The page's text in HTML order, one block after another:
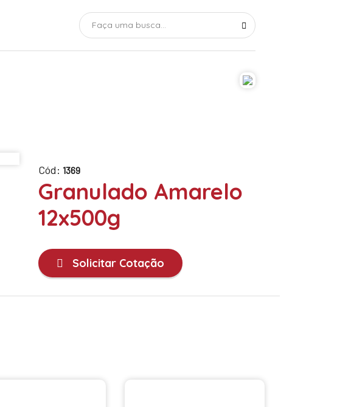
Cód: 1369
Granulado Amarelo
12x500g
Solicitar Cotação